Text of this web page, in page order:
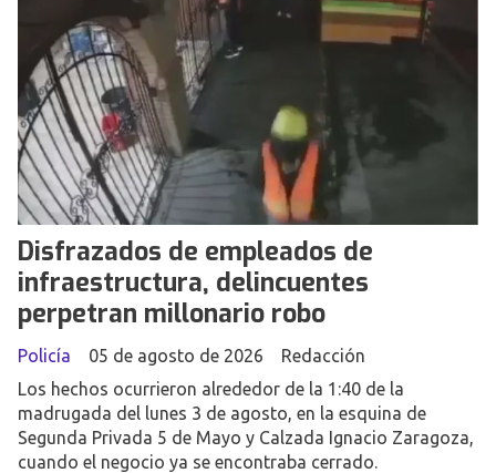
Disfrazados de empleados de
infraestructura, delincuentes
perpetran millonario robo
Redacción
Policía
05 de agosto de 2026
Los hechos ocurrieron alrededor de la 1:40 de la
madrugada del lunes 3 de agosto, en la esquina de
Segunda Privada 5 de Mayo y Calzada Ignacio Zaragoza,
cuando el negocio ya se encontraba cerrado.